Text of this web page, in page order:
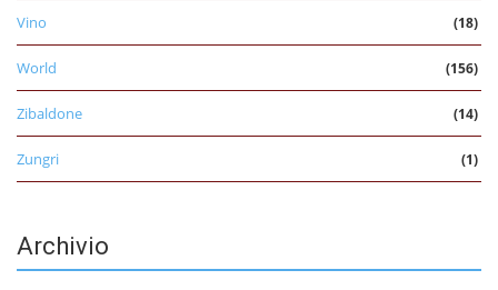
Vino (18)
World (156)
Zibaldone (14)
Zungri (1)
Archivio